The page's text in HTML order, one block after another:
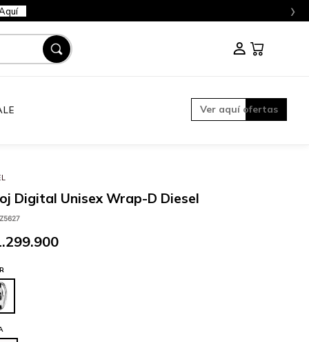
›
Ver aquí ofertas
Digital Unisex Wrap-D Diesel
.299.900